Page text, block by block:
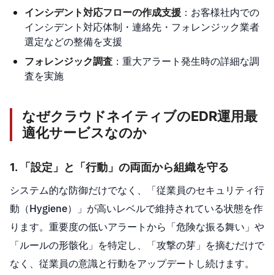
インシデント対応フローの作成支援 ：お客様社内での
インシデント対応体制・連絡先・フォレンジック業者
選定などの整備を支援
フォレンジック調査 ：重大アラート発生時の詳細な調
査を実施
なぜクラウドネイティブのEDR運用最
適化サービスなのか
1. 「設定」と「行動」の両面から組織を守る
システム的な防御だけでなく、「従業員のセキュリティ行
動（Hygiene）」が高いレベルで維持されている状態を作
ります。重要度の低いアラートから「危険な振る舞い」や
「ルールの形骸化」を特定し、「攻撃の芽」を摘むだけで
なく、従業員の意識と行動をアップデートし続けます。